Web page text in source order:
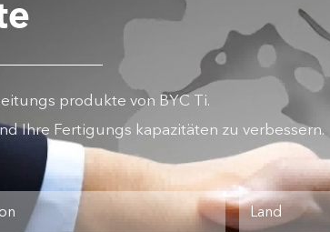
produkte von BYC Ti.
Ihre Fertigungs kapazitäten zu verbessern.